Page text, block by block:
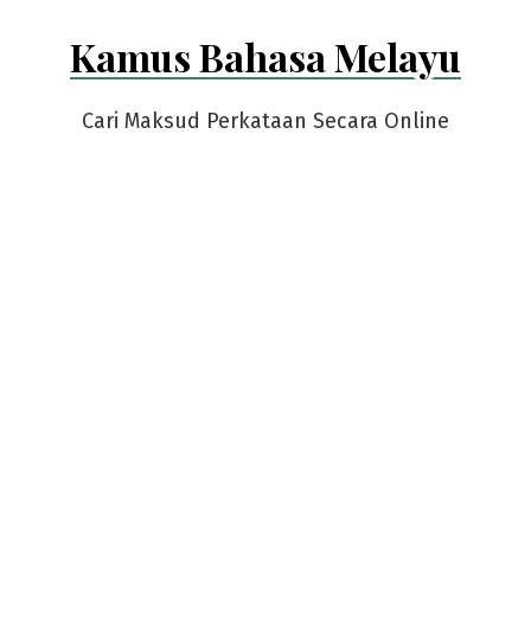
Kamus Bahasa Melayu
Cari Maksud Perkataan Secara Online